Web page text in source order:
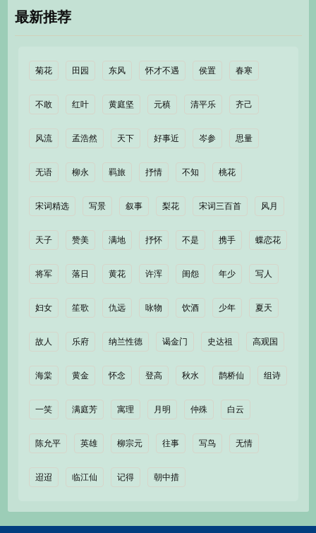
最新推荐
菊花 田园 东风 怀才不遇 侯置 春寒
不敢 红叶 黄庭坚 元稹 清平乐 齐己
风流 孟浩然 天下 好事近 岑参 思量
无语 柳永 羁旅 抒情 不知 桃花
宋词精选 写景 叙事 梨花 宋词三百首 风月
天子 赞美 满地 抒怀 不是 携手 蝶恋花
将军 落日 黄花 许浑 闺怨 年少 写人
妇女 笙歌 仇远 咏物 饮酒 少年 夏天
故人 乐府 纳兰性德 谒金门 史达祖 高观国
海棠 黄金 怀念 登高 秋水 鹊桥仙 组诗
一笑 满庭芳 寓理 月明 仲殊 白云
陈允平 英雄 柳宗元 往事 写鸟 无情
迢迢 临江仙 记得 朝中措